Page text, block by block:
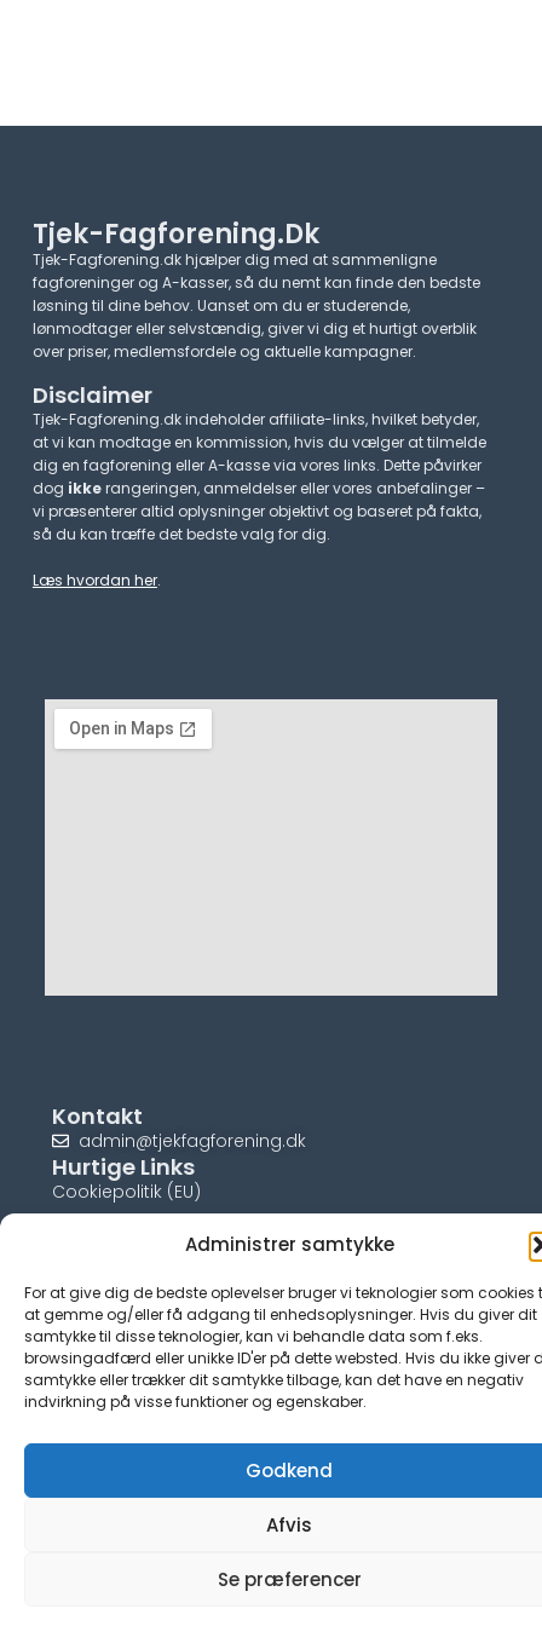
Administrer samtykke
For at give dig de bedste oplevelser bruger vi teknologier som cookies
at gemme og/eller få adgang til enhedsoplysninger. Hvis du giver dit
samtykke til disse teknologier, kan vi behandle data som f.eks.
browsingadfærd eller unikke ID'er på dette websted. Hvis du ikke giver
samtykke eller trækker dit samtykke tilbage, kan det have en negativ
indvirkning på visse funktioner og egenskaber.
Godkend
Afvis
Se præferencer
Tjek-Fagforening.dk
Tjek-Fagforening.dk hjælper dig med at sammenligne
fagforeninger og A-kasser, så du nemt kan finde den bedste
løsning til dine behov. Uanset om du er studerende,
lønmodtager eller selvstændig, giver vi dig et hurtigt overblik
over priser, medlemsfordele og aktuelle kampagner.​
Disclaimer
Tjek-Fagforening.dk indeholder affiliate-links, hvilket betyder,
at vi kan modtage en kommission, hvis du vælger at tilmelde
dig en fagforening eller A-kasse via vores links. Dette påvirker
dog ikkerangeringen, anmeldelser eller vores anbefalinger –
vi præsenterer altid oplysninger objektivt og baseret på fakta,
så du kan træffe det bedste valg for dig.
Læs hvordan her.
Kontakt
admin@tjekfagforening.dk
Hurtige Links
Cookiepolitik (EU)
© tjek-fagforening.dk